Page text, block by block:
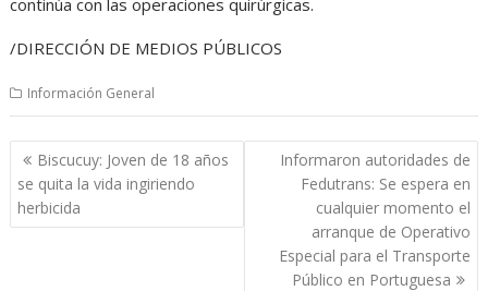
/DIRECCIÓN DE MEDIOS PÚBLICOS
Información General
Navegación
de
entradas
Biscucuy: Joven de 18 años
se quita la vida ingiriendo
herbicida
Informaron autoridades de
Fedutrans: Se espera en
cualquier momento el
arranque de Operativo
Especial para el Transporte
Público en Portuguesa